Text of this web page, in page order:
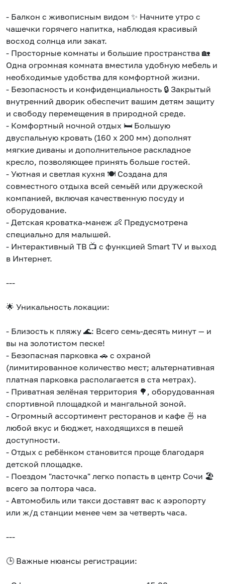
- Балкон с живописным видом ✨ Начните утро с
чашечки горячего напитка, наблюдая красивый
восход солнца или закат.
- Просторные комнаты и большие пространства 🏡
Одна огромная комната вместила удобную мебель и
необходимые удобства для комфортной жизни.
- Безопасность и конфиденциальность 🔒 Закрытый
внутренний дворик обеспечит вашим детям защиту
и свободу перемещения в природной среде.
- Комфортный ночной отдых 🛏️ Большую
двуспальную кровать (160 x 200 мм) дополнят
мягкие диваны и дополнительное раскладное
кресло, позволяющее принять больше гостей.
- Уютная и светлая кухня 🍽️ Создана для
совместного отдыха всей семьёй или дружеской
компанией, включая качественную посуду и
оборудование.
- Детская кроватка-манеж 👶 Предусмотрена
специально для малышей.
- Интерактивный ТВ 📺 с функцией Smart TV и выход
в Интернет.
---
🌟 Уникальность локации:
- Близость к пляжу 🌊: Всего семь-десять минут — и
вы на золотистом песке!
- Безопасная парковка 🚗 с охраной
(лимитированное количество мест; альтернативная
платная парковка располагается в ста метрах).
- Приватная зелёная территория 🌳, оборудованная
спортивной площадкой и мангальной зоной.
- Огромный ассортимент ресторанов и кафе 🍜 на
любой вкус и бюджет, находящихся в пешей
доступности.
- Отдых с ребёнком становится проще благодаря
детской площадке.
- Поездом "ласточка" легко попасть в центр Сочи 🏖️
всего за полтора часа.
- Автомобиль или такси доставят вас к аэропорту
или ж/д станции менее чем за четверть часа.
---
🕒 Важные нюансы регистрации: